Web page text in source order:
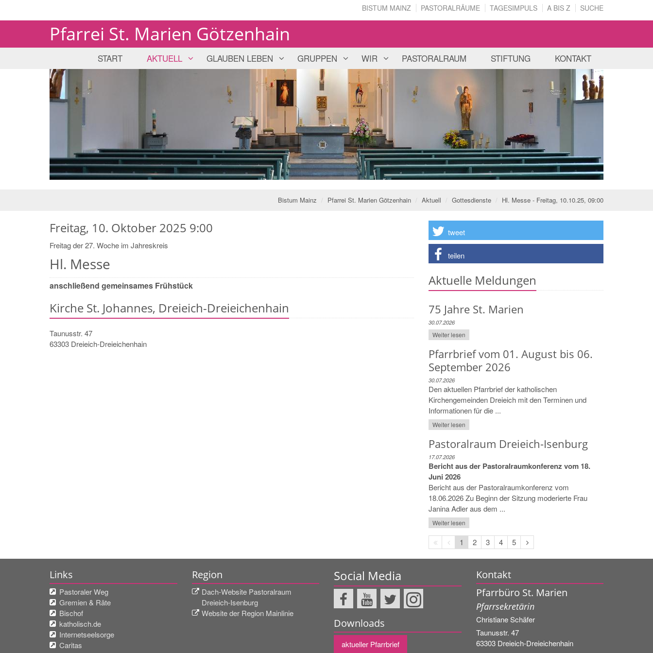
BISTUM MAINZ PASTORALRÄUME TAGESIMPULS A BIS Z SUCHE
Pfarrei St. Marien Götzenhain
START AKTUELL GLAUBEN LEBEN GRUPPEN WIR PASTORALRAUM STIFTUNG KONTAKT
Bistum Mainz Pfarrei St. Marien Götzenhain Aktuell Gottesdienste Hl. Messe - Freitag, 10.10.25, 09:00
Hl. Messe
Freitag, 10. Oktober 2025 9:00
Freitag der 27. Woche im Jahreskreis
anschließend gemeinsames Frühstück
Kirche St. Johannes, Dreieich-Dreieichenhain
Taunusstr. 47
63303 Dreieich-Dreieichenhain
tweet
teilen
Aktuelle Meldungen
75 Jahre St. Marien
30.07.2026
Weiter lesen
Pfarrbrief vom 01. August bis 06.
September 2026
30.07.2026
Den aktuellen Pfarrbrief der katholischen
Kirchengemeinden Dreieich mit den Terminen und
Informationen für die ...
Weiter lesen
Pastoralraum Dreieich-Isenburg
17.07.2026
Bericht aus der Pastoralraumkonferenz vom 18.
Juni 2026
Bericht aus der Pastoralraumkonferenz vom
18.06.2026 Zu Beginn der Sitzung moderierte Frau
Janina Adler aus dem ...
Weiter lesen
Erste
Seite
Vorherige
Seite
1 2 3 4 5
Nächste
Seite
Links
Pastoraler Weg
Gremien & Räte
Bischof
katholisch.de
Internetseelsorge
Caritas
Region
Dach-Website Pastoralraum
Dreieich-Isenburg
Website der Region Mainlinie
Social Media
Downloads
aktueller Pfarrbrief
Kontakt
Pfarrbüro St. Marien
Pfarrsekretärin
ChristianeSchäfer
Taunusstr. 47
63303 Dreieich-Dreieichenhain